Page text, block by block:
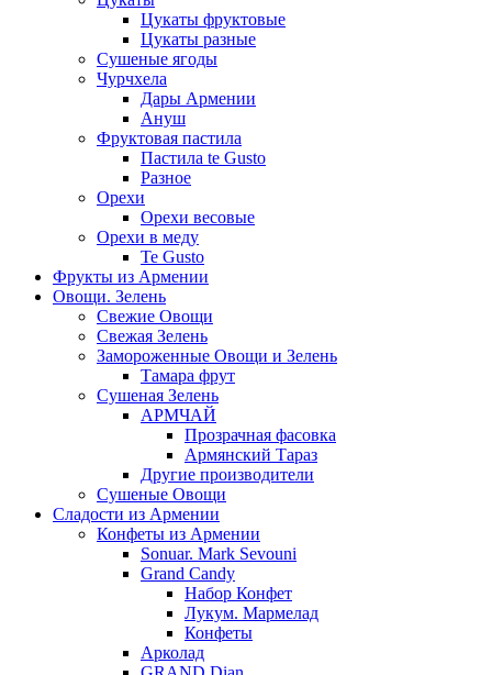
Цукаты фруктовые
Цукаты разные
Сушеные ягоды
Чурчхела
Дары Армении
Ануш
Фруктовая пастила
Пастила te Gusto
Разное
Орехи
Орехи весовые
Орехи в меду
Te Gusto
Фрукты из Армении
Овощи. Зелень
Свежие Овощи
Свежая Зелень
Замороженные Овощи и Зелень
Тамара фрут
Сушеная Зелень
АРМЧАЙ
Прозрачная фасовка
Армянский Тараз
Другие производители
Сушеные Овощи
Сладости из Армении
Конфеты из Армении
Sonuar. Mark Sevouni
Grand Candy
Набор Конфет
Лукум. Мармелад
Конфеты
Арколад